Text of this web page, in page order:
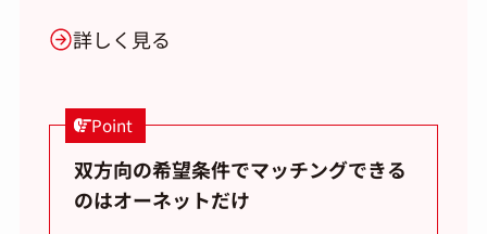
詳しく見る
Point
双方向の希望条件でマッチングできる
のはオーネットだけ